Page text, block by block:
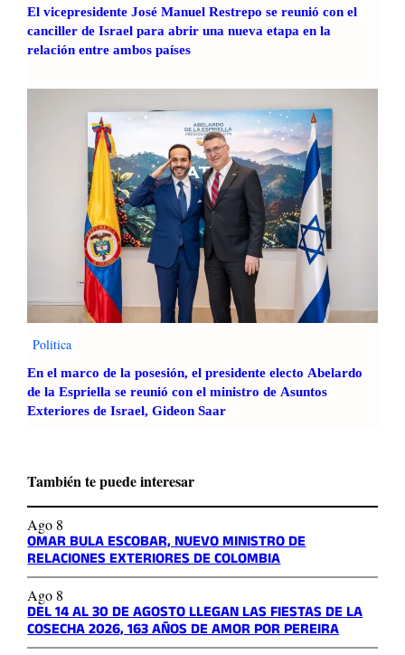
El vicepresidente José Manuel Restrepo se reunió con el
canciller de Israel para abrir una nueva etapa en la
relación entre ambos países
Politica
En el marco de la posesión, el presidente electo Abelardo
de la Espriella se reunió con el ministro de Asuntos
Exteriores de Israel, Gideon Saar
También te puede interesar
Ago 8
OMAR BULA ESCOBAR, NUEVO MINISTRO DE
RELACIONES EXTERIORES DE COLOMBIA
Ago 8
DEL 14 AL 30 DE AGOSTO LLEGAN LAS FIESTAS DE LA
COSECHA 2026, 163 AÑOS DE AMOR POR PEREIRA